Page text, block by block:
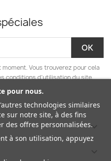
Vous trouverez pour cela
conditions d'utilisation du site.

pour nous.
technologies similaires
sur notre site, à des fins
des offres personnalisées.
à son utilisation, appuyez